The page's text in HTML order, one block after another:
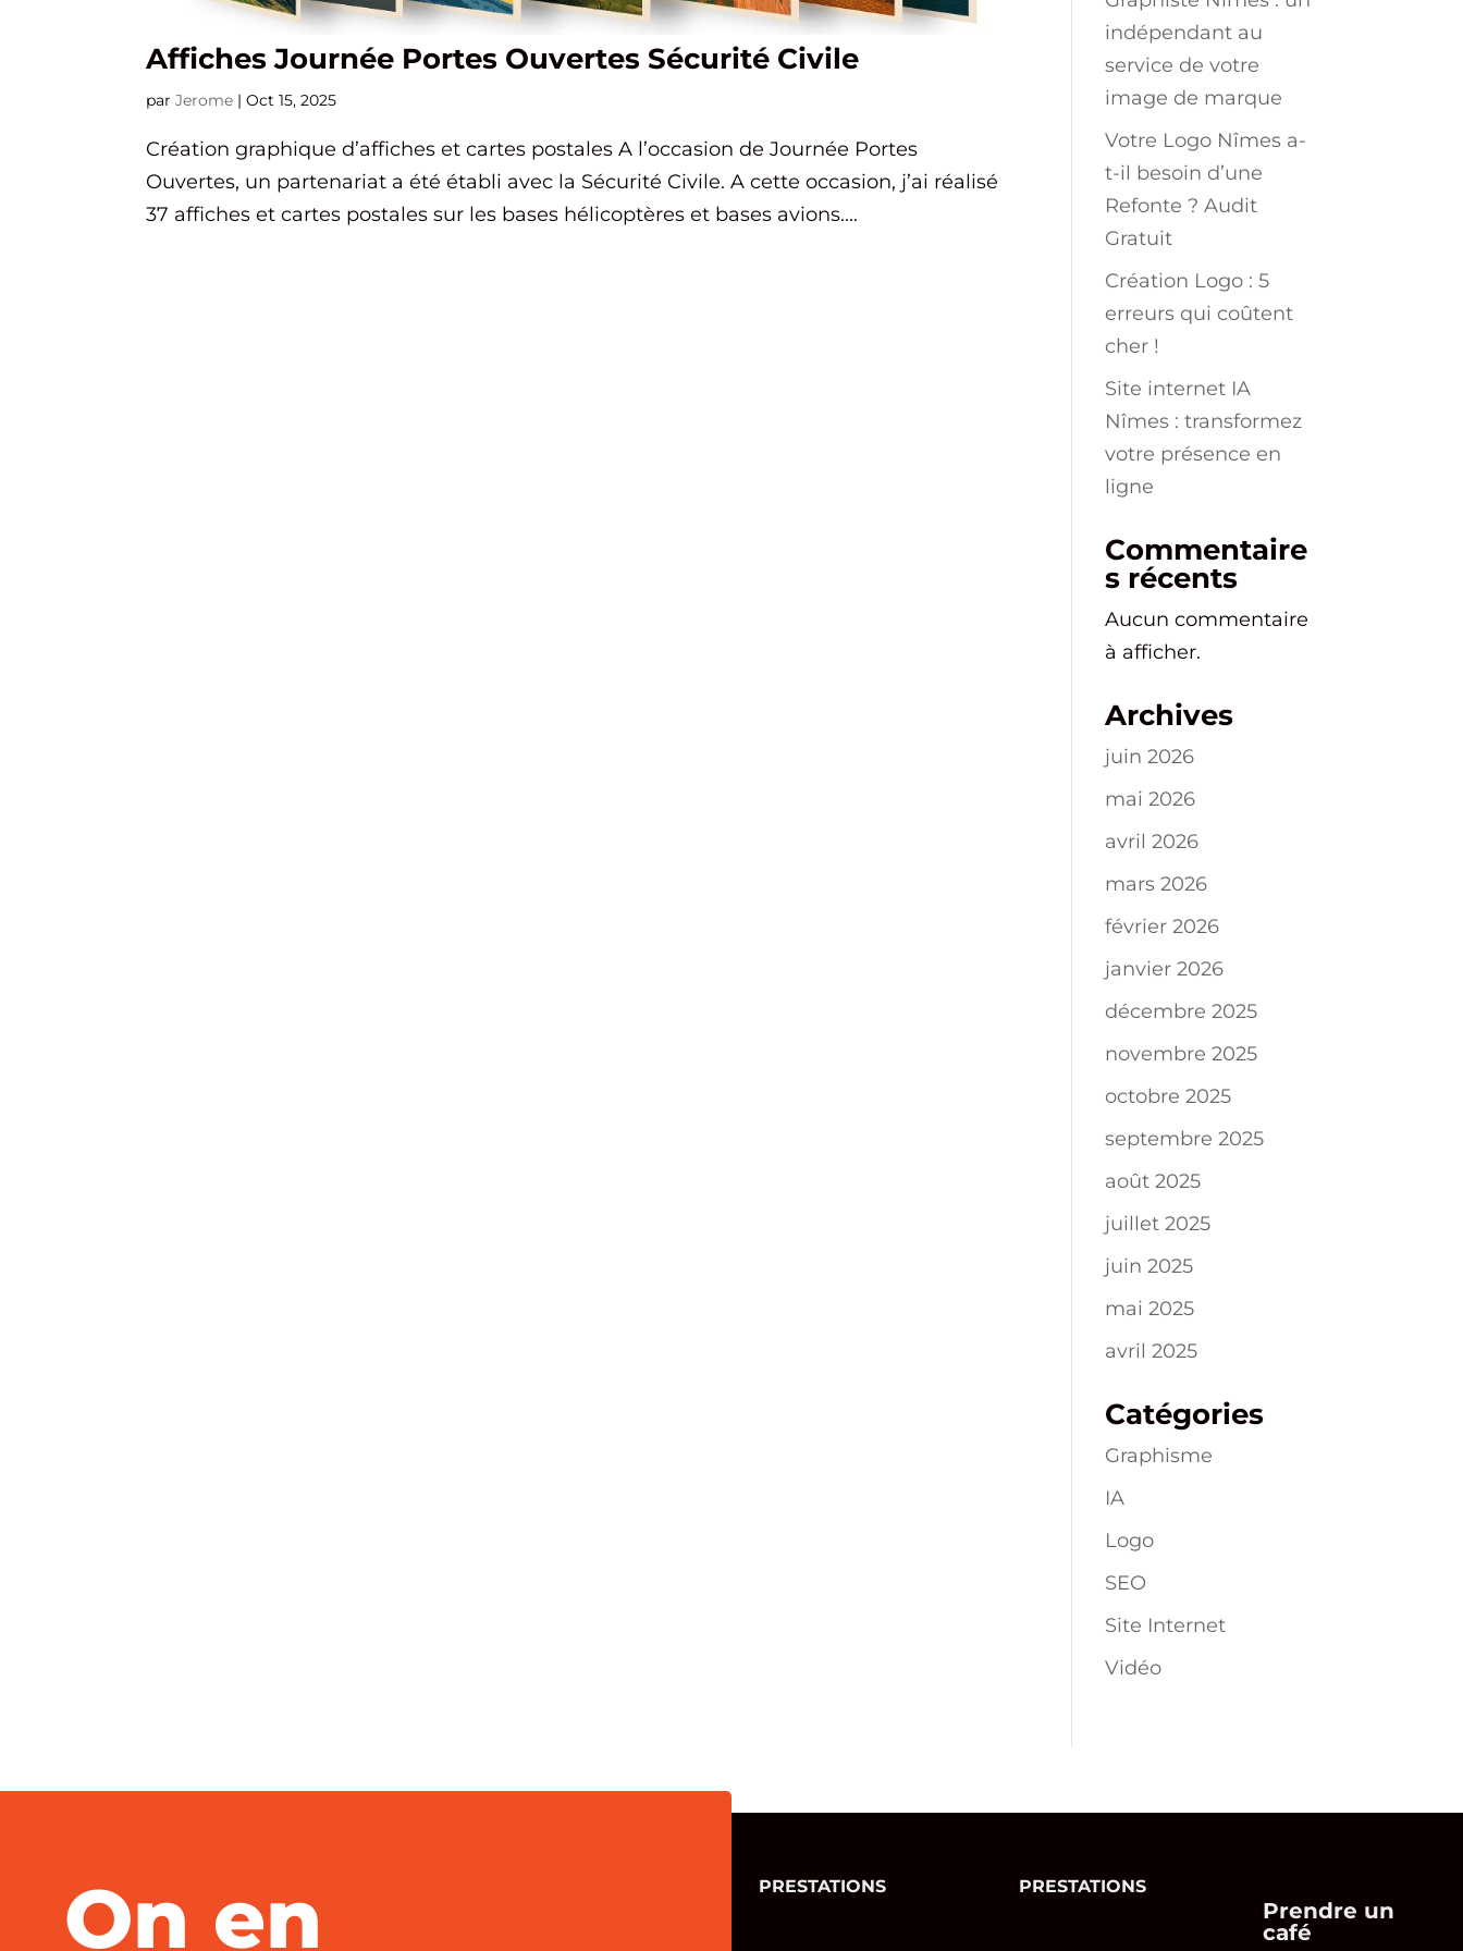
Affiches Journée Portes Ouvertes Sécurité Civile
parJerome |Oct 15, 2025
Création graphique d’affiches et cartes postales A l’occasion de Journée Portes
Ouvertes, un partenariat a été établi avec la Sécurité Civile. A cette occasion, j’ai réalisé
37 affiches et cartes postales sur les bases hélicoptères et bases avions....
indépendant au
service de votre
image de marque
Votre Logo Nîmes a-
t-il besoin d’une
Refonte ? Audit
Gratuit
Création Logo : 5
erreurs qui coûtent
cher !
Site internet IA
Nîmes : transformez
votre présence en
ligne
Commentaire
s récents
Aucun commentaire
à afficher.
Archives
juin 2026
mai 2026
avril 2026
mars 2026
février 2026
janvier 2026
décembre 2025
novembre 2025
octobre 2025
septembre 2025
août 2025
juillet 2025
juin 2025
mai 2025
avril 2025
Catégories
Graphisme
IA
Logo
SEO
Site Internet
Vidéo
On en
PRESTATIONS PRESTATIONS
Prendre un
café